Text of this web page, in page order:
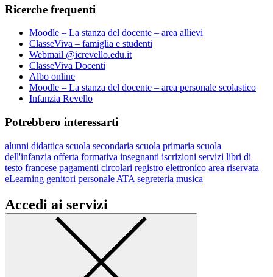
Ricerche frequenti
Moodle – La stanza del docente – area allievi
ClasseViva – famiglia e studenti
Webmail @icrevello.edu.it
ClasseViva Docenti
Albo online
Moodle – La stanza del docente – area personale scolastico
Infanzia Revello
Potrebbero interessarti
alunni didattica scuola secondaria scuola primaria scuola
dell'infanzia offerta formativa insegnanti iscrizioni servizi libri di
testo francese pagamenti circolari registro elettronico area riservata
eLearning genitori personale ATA segreteria musica
Accedi ai servizi